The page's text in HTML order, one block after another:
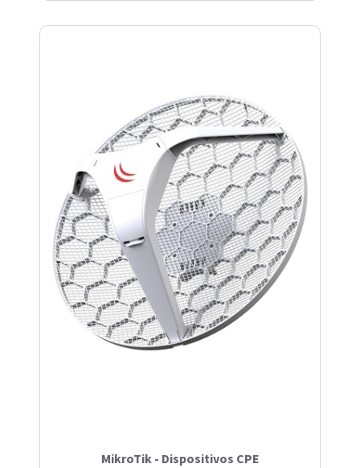
MikroTik - Dispositivos CPE